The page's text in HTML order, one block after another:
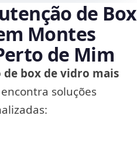
de Box
Montes
de Mim
de box de vidro mais
soluções